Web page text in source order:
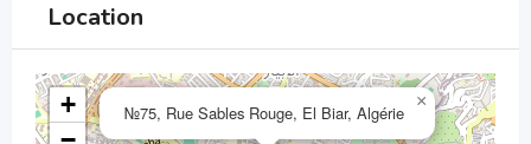
Location
№75, Rue Sables Rouge, El Biar, Algérie
×
+